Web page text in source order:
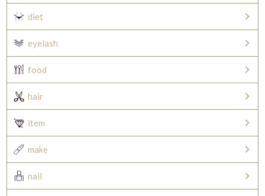
diet
eyelash
food
hair
item
make
nail